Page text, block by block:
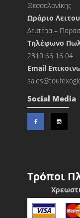
Θεσσαλονίκης
Ωράριο
Δευτέρα –
Τηλέφωνο
2310 66 16 04
Εmail
Social Media
Τρόποι